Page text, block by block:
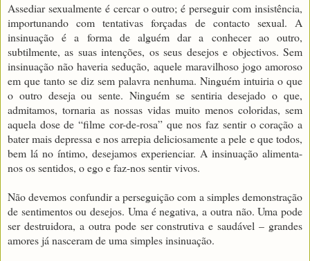
Assediar sexualmente é cercar o outro; é perseguir com insistência,
importunando com tentativas forçadas de contacto sexual. A
insinuação é a forma de alguém dar a conhecer ao outro,
subtilmente, as suas intenções, os seus desejos e objectivos. Sem
insinuação não haveria sedução, aquele maravilhoso jogo amoroso
em que tanto se diz sem palavra nenhuma. Ninguém intuiria o que
o outro deseja ou sente. Ninguém se sentiria desejado o que,
admitamos, tornaria as nossas vidas muito menos coloridas, sem
aquela dose de “filme cor-de-rosa” que nos faz sentir o coração a
bater mais depressa e nos arrepia deliciosamente a pele e que todos,
bem lá no íntimo, desejamos experienciar. A insinuação alimenta-
nos os sentidos, o ego e faz-nos sentir vivos.
Não devemos confundir a perseguição com a simples demonstração
de sentimentos ou desejos. Uma é negativa, a outra não. Uma pode
ser destruidora, a outra pode ser construtiva e saudável – grandes
amores já nasceram de uma simples insinuação.